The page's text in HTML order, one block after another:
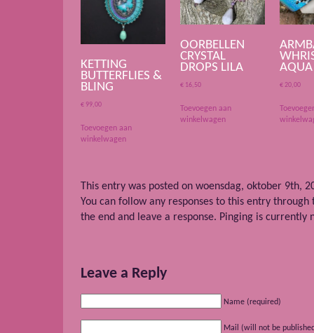
KETTING
BUTTERFLIES &
BLING
€ 99,00
Toevoegen aan
winkelwagen
OORBELLEN
CRYSTAL
DROPS LILA
€ 16,50
Toevoegen aan
winkelwagen
AQUA
€20,00
This entry was posted on woensdag, oktober 9th,
You can follow any responses to this entry
the end and leave a response. Pinging is currently
Leave a Reply
Name (required)
Mail (will not be